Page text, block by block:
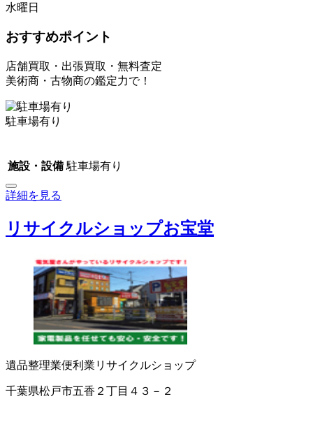
水曜日
おすすめポイント
店舗買取・出張買取・無料査定
美術商・古物商の鑑定力で！
駐車場有り
施設・設備 駐車場有り
詳細を見る
リサイクルショップお宝堂
遺品整理業便利業 リサイクルショップ
千葉県松戸市五香２丁目４３－２